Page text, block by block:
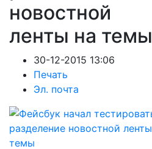
новостной
ленты на темы
30-12-2015 13:06
Печать
Эл. почта